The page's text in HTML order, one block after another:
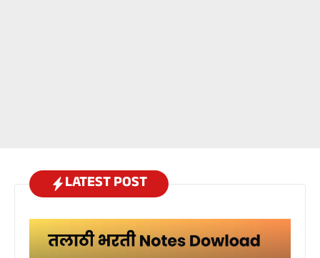
LATEST POST